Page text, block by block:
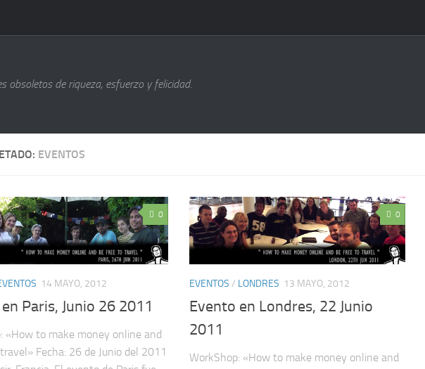
obsoletos de riqueza, esfuerzo y felicidad.
EVENTOS
0
14 MAYO, 2012
Paris, Junio 26 2011
«How to make money online and
Fecha: 26 de Junio del 2011
0
EVENTOS / LONDRES 13 MAYO, 2012
Evento en Londres, 22 Junio
2011
WorkShop: «How to make money online and